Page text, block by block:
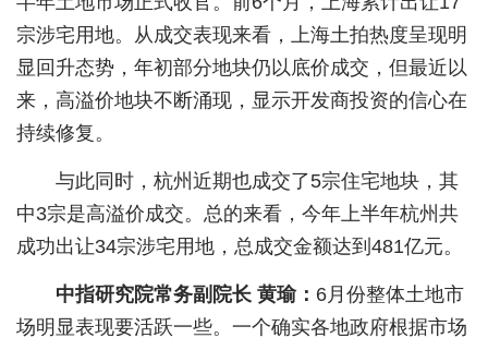
健康
悠游
相亲
房产
消费
创意
宗涉宅用地。从成交表现来看，上海土拍热度呈现明
显回升态势，年初部分地块仍以底价成交，但最近以
来，高溢价地块不断涌现，显示开发商投资的信心在
持续修复。
与此同时，杭州近期也成交了5宗住宅地块，其
中3宗是高溢价成交。总的来看，今年上半年杭州共
成功出让34宗涉宅用地，总成交金额达到481亿元。
中指研究院常务副院长 黄瑜： 6月份整体土地市
场明显表现要活跃一些。一个确实各地政府根据市场